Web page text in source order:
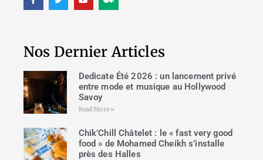
Nos Dernier Articles
Dedicate Été 2026 : un lancement privé
entre mode et musique au Hollywood
Savoy
Read More »
Chik’Chill Châtelet : le « fast very good
food » de Mohamed Cheikh s’installe
près des Halles